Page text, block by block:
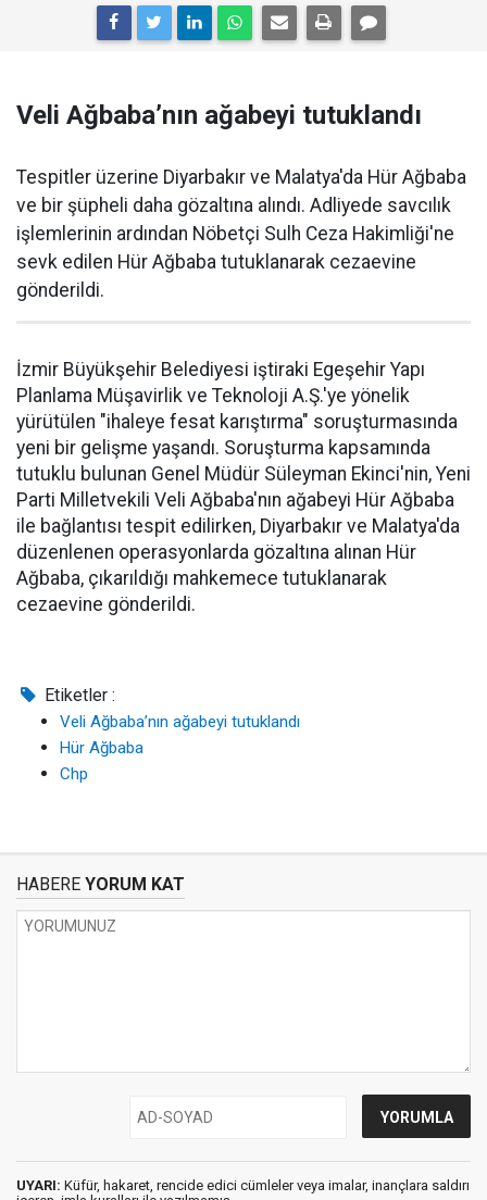
Veli Ağbaba’nın ağabeyi tutuklandı
Tespitler üzerine Diyarbakır ve Malatya'da Hür Ağbaba
ve bir şüpheli daha gözaltına alındı. Adliyede savcılık
işlemlerinin ardından Nöbetçi Sulh Ceza Hakimliği'ne
sevk edilen Hür Ağbaba tutuklanarak cezaevine
gönderildi.
İzmir Büyükşehir Belediyesi iştiraki Egeşehir Yapı
Planlama Müşavirlik ve Teknoloji A.Ş.'ye yönelik
yürütülen "ihaleye fesat karıştırma" soruşturmasında
yeni bir gelişme yaşandı. Soruşturma kapsamında
tutuklu bulunan Genel Müdür Süleyman Ekinci'nin, Yeni
Parti Milletvekili Veli Ağbaba'nın ağabeyi Hür Ağbaba
ile bağlantısı tespit edilirken, Diyarbakır ve Malatya'da
düzenlenen operasyonlarda gözaltına alınan Hür
Ağbaba, çıkarıldığı mahkemece tutuklanarak
cezaevine gönderildi.
Etiketler :
Veli Ağbaba’nın ağabeyi tutuklandı
Hür Ağbaba
Chp
HABERE YORUM KAT
UYARI: Küfür, hakaret, rencide edici cümleler veya imalar, inançlara saldırı